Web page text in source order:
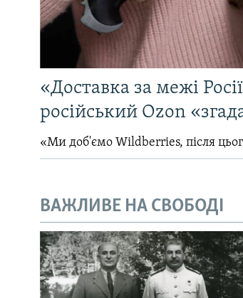
«Доставка за межі
російський Ozon
«Ми доб'ємо Wildberries, після
ВАЖЛИВЕ НА СВОБОДІ